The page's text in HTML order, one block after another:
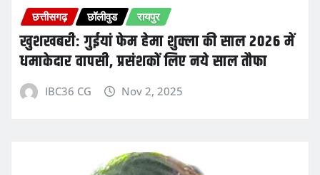
छत्तीसगढ़ छॉलीवुड रायपुर
खुशखबरी: गुईयां फेम हेमा शुक्ला की साल 2026 में
धमाकेदार वापसी, प्रसंशकों लिए नये साल तौफा
IBC36 CG Nov 2, 2025